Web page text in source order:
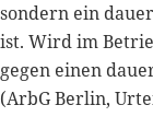
sondern ein
ist. Wird im
gegen einen
(ArbG Berlin,